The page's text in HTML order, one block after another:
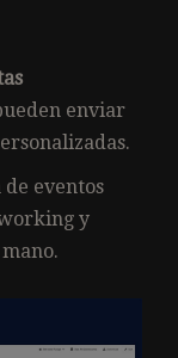
enviar
eventos
y